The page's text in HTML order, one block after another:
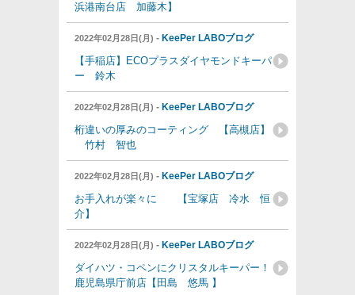
浜港南台店 加藤木】
2022年02月28日(月) - KeePer LABOブログ
【手稲店】ECOプラスダイヤモンドキーパ
ー 鈴木
2022年02月28日(月) - KeePer LABOブログ
桁違いの厚みのコーティング 【高槻店】
竹村 智也
2022年02月28日(月) - KeePer LABOブログ
お手入れが楽々に 【宝塚店 冷水 恒
介】
2022年02月28日(月) - KeePer LABOブログ
ダイハツ・コペンにクリスタルキーパー！
鹿児島県庁前店【田島 悠馬 】